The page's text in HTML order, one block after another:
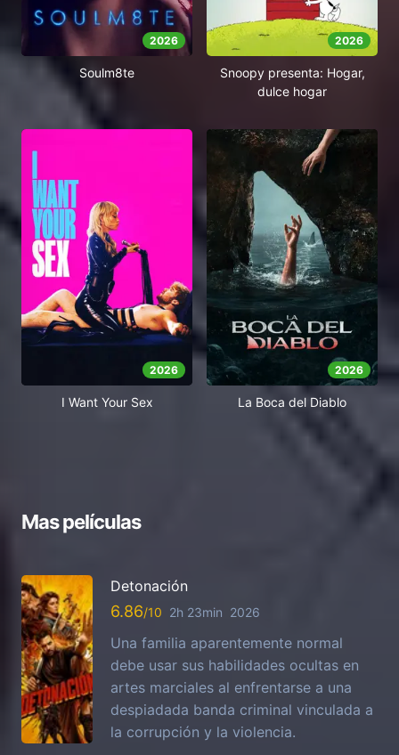
2026
Soulm8te
2026
Snoopy presenta: Hogar,
dulce hogar
2026
I Want Your Sex
2026
La Boca del Diablo
Mas películas
Detonación
6.86 2h 23min 2026
Una familia aparentemente normal
debe usar sus habilidades ocultas en
artes marciales al enfrentarse a una
despiadada banda criminal vinculada a
la corrupción y la violencia.